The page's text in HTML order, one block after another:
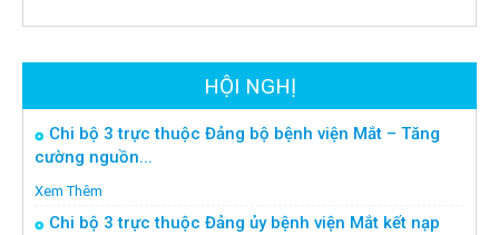
HỘI NGHỊ
Chi bộ 3 trực thuộc Đảng bộ bệnh viện Mắt – Tăng
cường nguồn...
Xem Thêm
Chi bộ 3 trực thuộc Đảng ủy bệnh viện Mắt kết nạp